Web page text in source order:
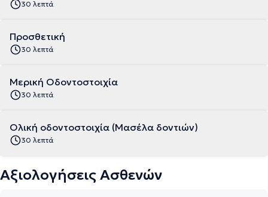
30 λεπτά
Προσθετική
30 λεπτά
Μερική Οδοντοστοιχία
30 λεπτά
Ολική οδοντοστοιχία (Μασέλα δοντιών)
30 λεπτά
Αξιολογήσεις Ασθενών